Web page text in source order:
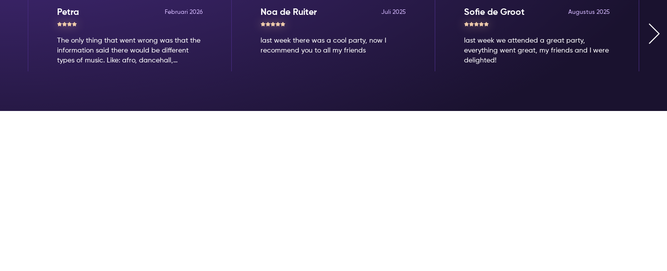
Petra Februari 2026
The only thing that went wrong was that the
information said there would be different
types of music. Like: afro, dancehall,
Noa de Ruiter Juli 2025
last week there was a cool party, now I
recommend you to all my friends
Sofie de Groot Augustus 2025
last week we attended a great party,
everything went great, my friends and I were
delighted!